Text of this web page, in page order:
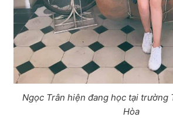
Ngọc Trân hiện đang học tại trường
Hòa